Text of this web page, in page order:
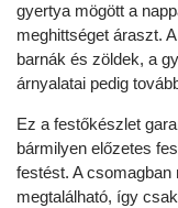
gyertya mögött a
meghittséget áraszt.
barnák és zöldek, a
árnyalatai pedig
Ez a festőkészlet
bármilyen előzetes
festést. A
megtalálható, így